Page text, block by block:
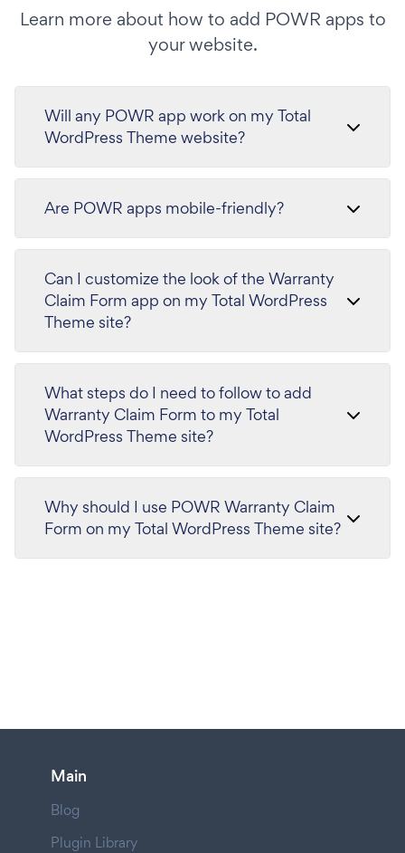
Learn more about how to add POWR apps to
your website.
Will any POWR app work on my Total
WordPress Theme website?
Are POWR apps mobile-friendly?
Can I customize the look of the Warranty
Claim Form app on my Total WordPress
Theme site?
What steps do I need to follow to add
Warranty Claim Form to my Total
WordPress Theme site?
Why should I use POWR Warranty Claim
Form on my Total WordPress Theme site?
Main
Blog
Plugin Library